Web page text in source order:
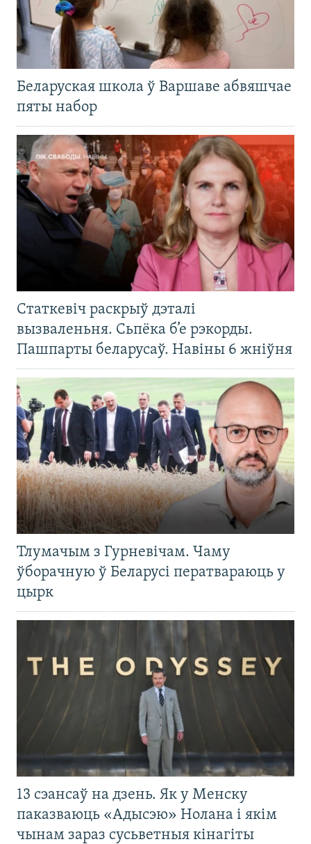
Беларуская школа ў Варшаве абвяшчае
пяты набор
Статкевіч раскрыў дэталі
вызваленьня. Сьпёка б’е рэкорды.
Пашпарты беларусаў. Навіны 6 жніўня
Тлумачым з Гурневічам. Чаму
ўборачную ў Беларусі ператвараюць у
цырк
13 сэансаў на дзень. Як у Менску
паказваюць «Адысэю» Нолана і якім
чынам зараз сусьветныя кінагіты